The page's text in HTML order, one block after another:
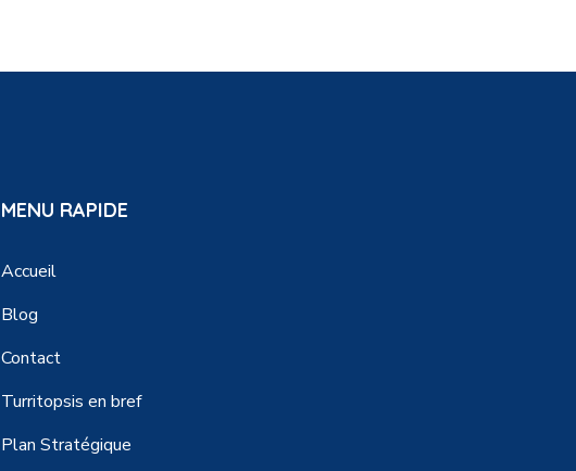
MENU RAPIDE
Accueil
Blog
Contact
Turritopsis en bref
Plan Stratégique